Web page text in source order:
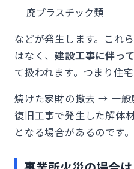
廃プラスチック類
などが発生します。これ
はなく、建設工事に伴っ
て扱われます。つまり住
焼けた家財の撤去 → 一般
復旧工事で発生した解体
となる場合があるのです。